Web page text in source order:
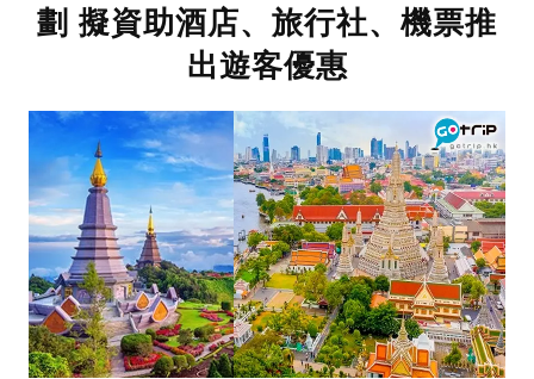
劃 擬資助酒店、旅行社、機票推
出遊客優惠